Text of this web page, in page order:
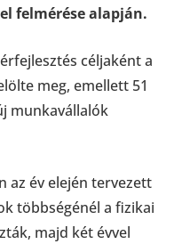
felmérése alapján.
céljaként a
meg, emellett 51
munkavállalók
az év elején tervezett
többségénél a fizikai
majd két évvel